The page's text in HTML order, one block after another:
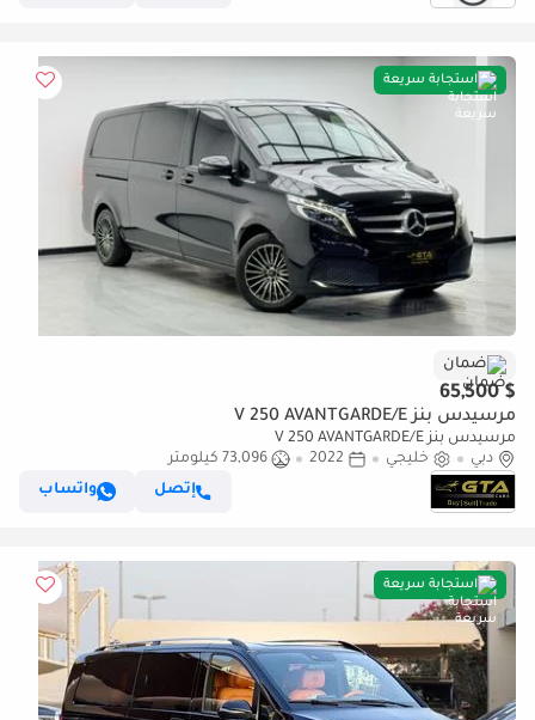
استجابة سريعة
ضمان
$ 65,500
مرسيدس بنز V 250 AVANTGARDE/E
مرسيدس بنز V 250 AVANTGARDE/E
دبي
خليجي 2022
73,096 كيلومتر
إتصل
واتساب
استجابة سريعة